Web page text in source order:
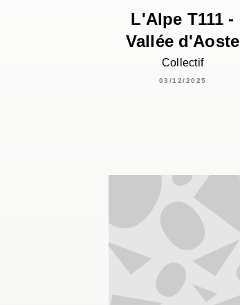
L'Alpe T111 -
Vallée d'Aoste
Collectif
03/12/2025